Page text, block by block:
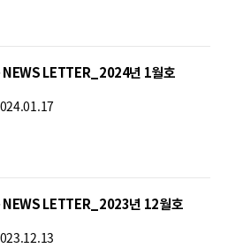
NEWS LETTER_2024년 1월호
NEWS LETTER_2023년 12월호